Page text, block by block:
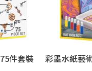
件套裝 彩墨水紙藝